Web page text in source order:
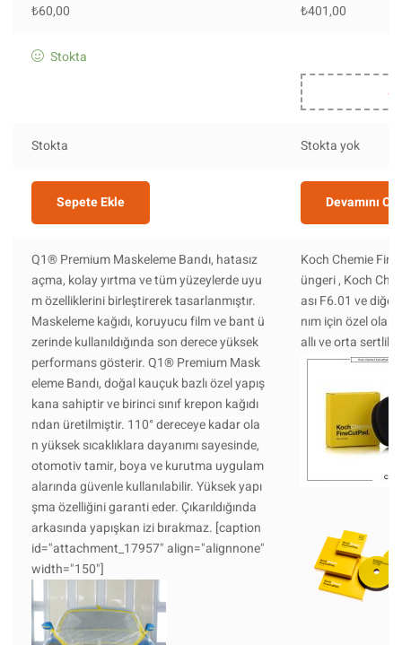
₺60,00 ₺401,00
Stokta
Stokta Stokta yok
Sepete Ekle Devamını
Q1® Premium Maskeleme Bandı, hatasız
açma, kolay yırtma ve tüm yüzeylerde uyu
m özelliklerini birleştirerek tasarlanmıştır.
Maskeleme kağıdı, koruyucu film ve bant ü
zerinde kullanıldığında son derece yüksek
performans gösterir. Q1® Premium Mask
eleme Bandı, doğal kauçuk bazlı özel yapış
kana sahiptir ve birinci sınıf krepon kağıdı
ndan üretilmiştir. 110° dereceye kadar ola
n yüksek sıcaklıklara dayanımı sayesinde,
otomotiv tamir, boya ve kurutma uygulam
alarında güvenle kullanılabilir. Yüksek yapı
şma özelliğini garanti eder. Çıkarıldığında
arkasında yapışkan izi bırakmaz. [caption
id="attachment_17957" align="alignnone"
width="150"]
Koch Chemie
üngeri , Koch
ası F6.01 ve
nım için özel
allı ve orta